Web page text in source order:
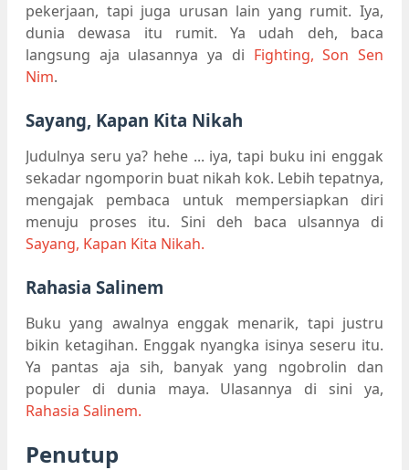
pekerjaan, tapi juga urusan lain yang rumit. Iya,
dunia dewasa itu rumit. Ya udah deh, baca
langsung aja ulasannya ya di Fighting, Son Sen
Nim.
Sayang, Kapan Kita Nikah
Judulnya seru ya? hehe ... iya, tapi buku ini enggak
sekadar ngomporin buat nikah kok. Lebih tepatnya,
mengajak pembaca untuk mempersiapkan diri
menuju proses itu. Sini deh baca ulsannya di
Sayang, Kapan Kita Nikah.
Rahasia Salinem
Buku yang awalnya enggak menarik, tapi justru
bikin ketagihan. Enggak nyangka isinya seseru itu.
Ya pantas aja sih, banyak yang ngobrolin dan
populer di dunia maya. Ulasannya di sini ya,
Rahasia Salinem.
Penutup